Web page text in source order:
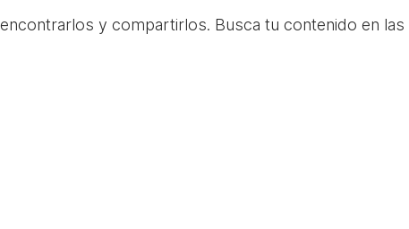
y compartirlos. Busca tu contenido en